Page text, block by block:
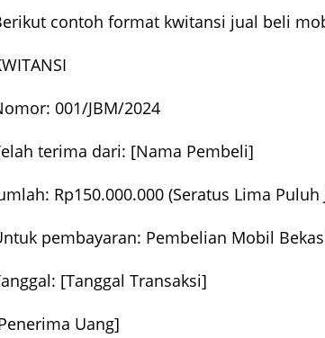
contoh format kwitansi jual beli
001/JBM/2024
terima dari: [Nama Pembeli]
Rp150.000.000 (Seratus Lima Puluh
pembayaran: Pembelian Mobil
[Tanggal Transaksi]
Uang]